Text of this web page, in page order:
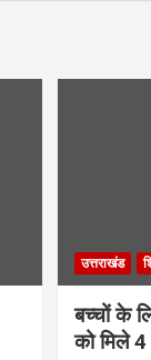
उत्तराखंड
बच्चों के
को मिले 4